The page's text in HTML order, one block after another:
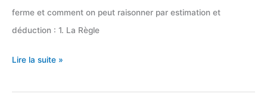
ferme et comment on peut raisonner par estimation et
déduction : 1. La Règle
Combien
bitcoin
Lire la suite »